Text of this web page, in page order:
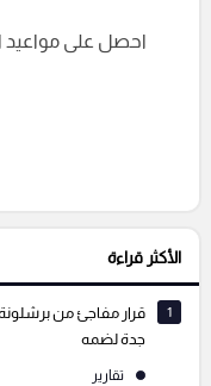
التعليقات السابقة
احصل على مواعيد
الأكثر قراءة
1
قرار مفاجئ من
جدة لضمه
تقارير